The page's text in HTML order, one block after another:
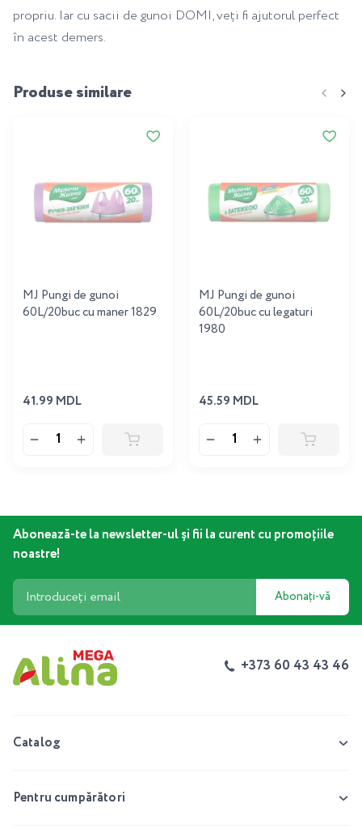
propriu. Iar cu sacii de gunoi DOMI, veți fi ajutorul perfect
în acest demers.
Produse similare
MJ Pungi de gunoi
60L/20buc cu maner 1829
41.99 MDL
MJ Pungi de gunoi
60L/20buc cu legaturi
1980
45.59 MDL
Abonează-te la newsletter-ul și fii la curent cu promoțiile
noastre!
Abonați-vă
+373 60 43 43 46
Catalog
Pentru cumpărători